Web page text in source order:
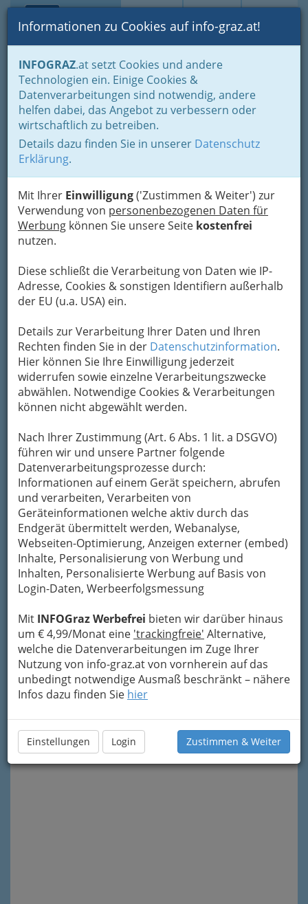
Suche Login Toggle
Informationen zu Cookies auf info-graz.at!
INFOGRAZ.at setzt Cookies und andere
Technologien ein. Einige Cookies &
Datenverarbeitungen sind notwendig, andere
helfen dabei, das Angebot zu verbessern oder
wirtschaftlich zu betreiben.
Details dazu finden Sie in unserer Datenschutz
Erklärung.
Mit Ihrer Einwilligung('Zustimmen & Weiter') zur
Verwendung von personenbezogenen Daten für
Werbung können Sie unsere Seite kostenfrei
nutzen.
Diese schließt die Verarbeitung von Daten wie IP-
Adresse, Cookies & sonstigen Identifiern außerhalb
der EU (u.a. USA) ein.
Details zur Verarbeitung Ihrer Daten und Ihren
Rechten finden Sie in der Datenschutzinformation.
Hier können Sie Ihre Einwilligung jederzeit
widerrufen sowie einzelne Verarbeitungszwecke
abwählen. Notwendige Cookies & Verarbeitungen
können nicht abgewählt werden.
Nach Ihrer Zustimmung (Art. 6 Abs. 1 lit. a DSGVO)
führen wir und unsere Partner folgende
Datenverarbeitungsprozesse durch:
Informationen auf einem Gerät speichern, abrufen
und verarbeiten, Verarbeiten von
Geräteinformationen welche aktiv durch das
Endgerät übermittelt werden, Webanalyse,
Webseiten-Optimierung, Anzeigen externer (embed)
Inhalte, Personalisierung von Werbung und
Inhalten, Personalisierte Werbung auf Basis von
Login-Daten, Werbeerfolgsmessung
Mit INFOGraz Werbefrei bieten wir darüber hinaus
um € 4,99/Monat eine 'trackingfreie' Alternative,
welche die Datenverarbeitungen im Zuge Ihrer
Nutzung von info-graz.at von vornherein auf das
unbedingt notwendige Ausmaß beschränkt – nähere
Infos dazu finden Sie hier
Einstellungen Login Zustimmen & Weiter
Home Branchen Freizeit & Sport
Lebensart
Diverses für Fun, Spaß und Hobby
DMT Modellsport Dobl
+43 3136 54343
+43 3136 543 43 43
Kontaktaufnahme
Um die Info-Graz Firmen
Übermittlung Ihrer Nachricht ein sicheres
Formular. Ihre Nachricht wird nach dem
Absenden umgehend per Mail an das
weitergeleitet.
Mein Name
Meine Email Adresse
Mein Betreff
Meine Nachricht
Meine Nachricht senden